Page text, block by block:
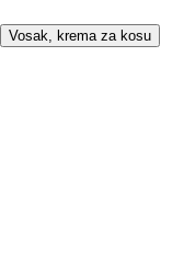
Vosak, krema za kosu